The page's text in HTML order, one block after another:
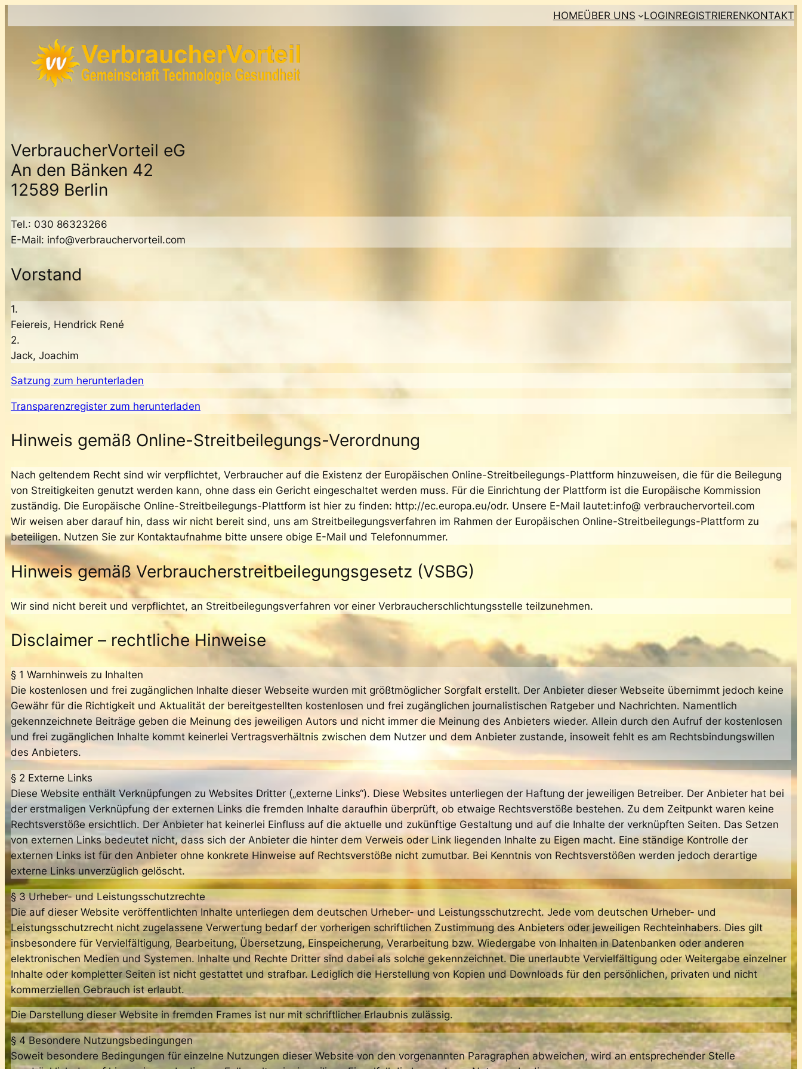
Inhalt
springen
HOMEÜBER UNS LOGINREGISTRIERENKONTAKT
VerbraucherVorteil eG
An den Bänken 42
12589 Berlin
Tel.: 030 86323266
E-Mail: info@verbrauchervorteil.com
Vorstand
1.
Feiereis, Hendrick René
2.
Jack, Joachim
Satzung zum herunterladen
Transparenzregister zum herunterladen
Hinweis gemäß Online-Streitbeilegungs-Verordnung
Nach geltendem Recht sind wir verpflichtet, Verbraucher auf die Existenz der Europäischen Online-Streitbeilegungs-Plattform hinzuweisen, die für die Beilegung
von Streitigkeiten genutzt werden kann, ohne dass ein Gericht eingeschaltet werden muss. Für die Einrichtung der Plattform ist die Europäische Kommission
zuständig. Die Europäische Online-Streitbeilegungs-Plattform ist hier zu finden: http://ec.europa.eu/odr. Unsere E-Mail lautet:info@ verbrauchervorteil.com
Wir weisen aber darauf hin, dass wir nicht bereit sind, uns am Streitbeilegungsverfahren im Rahmen der Europäischen Online-Streitbeilegungs-Plattform zu
beteiligen. Nutzen Sie zur Kontaktaufnahme bitte unsere obige E-Mail und Telefonnummer.
Hinweis gemäß Verbraucherstreitbeilegungsgesetz (VSBG)
Wir sind nicht bereit und verpflichtet, an Streitbeilegungsverfahren vor einer Verbraucherschlichtungsstelle teilzunehmen.
Disclaimer – rechtliche Hinweise
§ 1 Warnhinweis zu Inhalten
Die kostenlosen und frei zugänglichen Inhalte dieser Webseite wurden mit größtmöglicher Sorgfalt erstellt. Der Anbieter dieser Webseite übernimmt jedoch keine
Gewähr für die Richtigkeit und Aktualität der bereitgestellten kostenlosen und frei zugänglichen journalistischen Ratgeber und Nachrichten. Namentlich
gekennzeichnete Beiträge geben die Meinung des jeweiligen Autors und nicht immer die Meinung des Anbieters wieder. Allein durch den Aufruf der kostenlosen
und frei zugänglichen Inhalte kommt keinerlei Vertragsverhältnis zwischen dem Nutzer und dem Anbieter zustande, insoweit fehlt es am Rechtsbindungswillen
des Anbieters.
§ 2 Externe Links
Diese Website enthält Verknüpfungen zu Websites Dritter („externe Links“). Diese Websites unterliegen der Haftung der jeweiligen Betreiber. Der Anbieter hat bei
der erstmaligen Verknüpfung der externen Links die fremden Inhalte daraufhin überprüft, ob etwaige Rechtsverstöße bestehen. Zu dem Zeitpunkt waren keine
Rechtsverstöße ersichtlich. Der Anbieter hat keinerlei Einfluss auf die aktuelle und zukünftige Gestaltung und auf die Inhalte der verknüpften Seiten. Das Setzen
von externen Links bedeutet nicht, dass sich der Anbieter die hinter dem Verweis oder Link liegenden Inhalte zu Eigen macht. Eine ständige Kontrolle der
externen Links ist für den Anbieter ohne konkrete Hinweise auf Rechtsverstöße nicht zumutbar. Bei Kenntnis von Rechtsverstößen werden jedoch derartige
externe Links unverzüglich gelöscht.
§ 3 Urheber- und Leistungsschutzrechte
Die auf dieser Website veröffentlichten Inhalte unterliegen dem deutschen Urheber- und Leistungsschutzrecht. Jede vom deutschen Urheber- und
Leistungsschutzrecht nicht zugelassene Verwertung bedarf der vorherigen schriftlichen Zustimmung des Anbieters oder jeweiligen Rechteinhabers. Dies gilt
insbesondere für Vervielfältigung, Bearbeitung, Übersetzung, Einspeicherung, Verarbeitung bzw. Wiedergabe von Inhalten in Datenbanken oder anderen
elektronischen Medien und Systemen. Inhalte und Rechte Dritter sind dabei als solche gekennzeichnet. Die unerlaubte Vervielfältigung oder Weitergabe einzelner
Inhalte oder kompletter Seiten ist nicht gestattet und strafbar. Lediglich die Herstellung von Kopien und Downloads für den persönlichen, privaten und nicht
kommerziellen Gebrauch ist erlaubt.
Die Darstellung dieser Website in fremden Frames ist nur mit schriftlicher Erlaubnis zulässig.
§ 4 Besondere Nutzungsbedingungen
Soweit besondere Bedingungen für einzelne Nutzungen dieser Website von den vorgenannten Paragraphen abweichen, wird an entsprechender Stelle